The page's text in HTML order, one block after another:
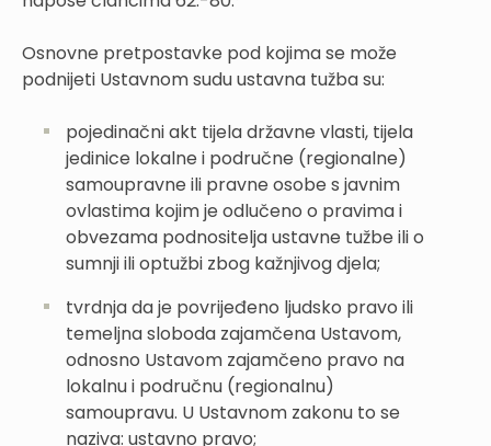
Osnovne pretpostavke pod kojima se može
podnijeti Ustavnom sudu ustavna tužba su:
pojedinačni akt tijela državne vlasti, tijela
jedinice lokalne i područne (regionalne)
samoupravne ili pravne osobe s javnim
ovlastima kojim je odlučeno o pravima i
obvezama podnositelja ustavne tužbe ili o
sumnji ili optužbi zbog kažnjivog djela;
tvrdnja da je povrijeđeno ljudsko pravo ili
temeljna sloboda zajamčena Ustavom,
odnosno Ustavom zajamčeno pravo na
lokalnu i područnu (regionalnu)
samoupravu. U Ustavnom zakonu to se
naziva: ustavno pravo;